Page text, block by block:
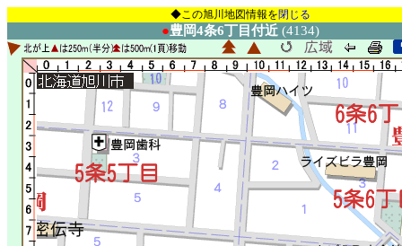
◆この旭川地図情報を閉じる
●豊岡4条6丁目付近 (4134)